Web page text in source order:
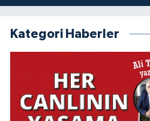
Kategori Haberler